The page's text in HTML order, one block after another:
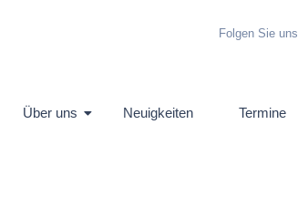
Folgen Sie uns
Über uns Neuigkeiten Termine